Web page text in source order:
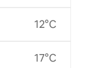
12°C
17°C